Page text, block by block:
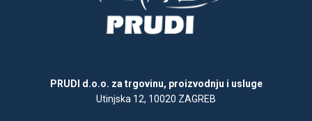
PRUDI d.o.o. za trgovinu, proizvodnju i usluge
Utinjska 12, 10020 ZAGREB